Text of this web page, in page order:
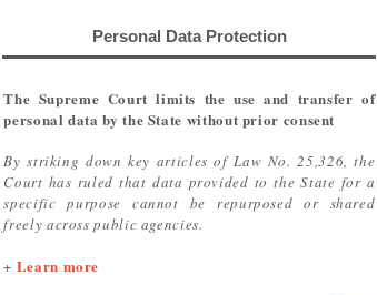
Personal Data Protection
The Supreme Court limits the use and transfer of
personal data by the State without prior consent
By striking down key articles of Law No. 25,326, the
Court has ruled that data provided to the State for a
specific purpose cannot be repurposed or shared
freely across public agencies.
+ Learn more